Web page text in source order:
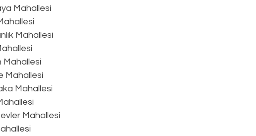
Mahallesi
Mahallesi
Mahallesi
Mahallesi
Mahallesi
Mahallesi